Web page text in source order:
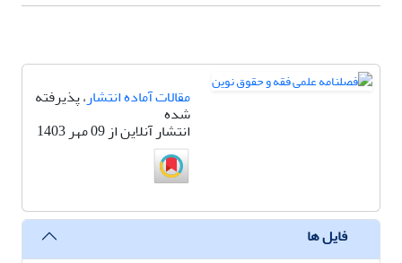
مقالات آماده انتشار، پذیرفته
شده
انتشار آنلاین از 09 مهر 1403
فایل ها